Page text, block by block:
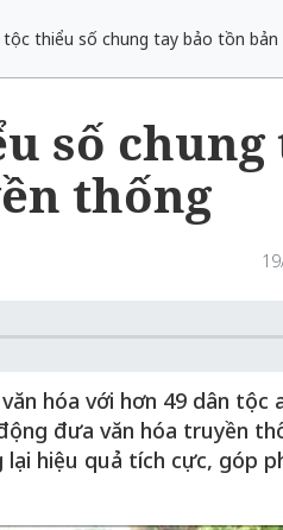
tộc thiểu số chung tay bảo tồn
số chung
thống
hóa với hơn 49 dân tộc
đưa văn hóa truyền
hiệu quả tích cực, góp